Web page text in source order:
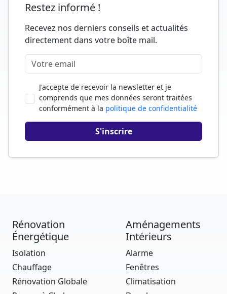
Restez informé !
Recevez nos derniers conseils et actualités
directement dans votre boîte mail.
J'accepte de recevoir la newsletter et je
comprends que mes données seront traitées
conformément à la politique de confidentialité
Rénovation
Énergétique
Isolation
Chauffage
Rénovation Globale
Aménagements
Intérieurs
Alarme
Fenêtres
Climatisation